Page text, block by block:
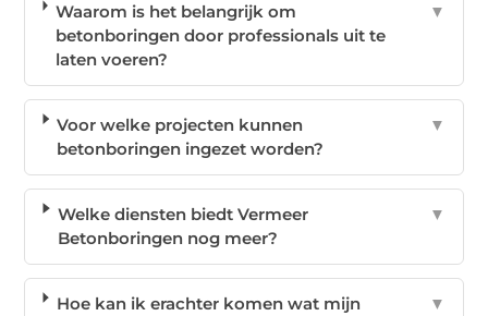
Waarom is het belangrijk om
betonboringen door professionals uit te
laten voeren?
▼
Voor welke projecten kunnen
betonboringen ingezet worden?
▼
Welke diensten biedt Vermeer
Betonboringen nog meer?
▼
Hoe kan ik erachter komen wat mijn
▼